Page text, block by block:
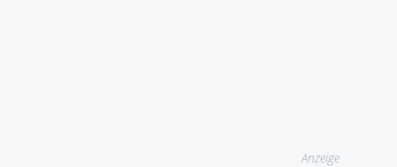
Anzeige